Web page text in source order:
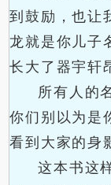
到鼓励，也让
龙就是你儿子
长大了器宇轩
所有人的
你们别以为是
看到大家的身
这本书这